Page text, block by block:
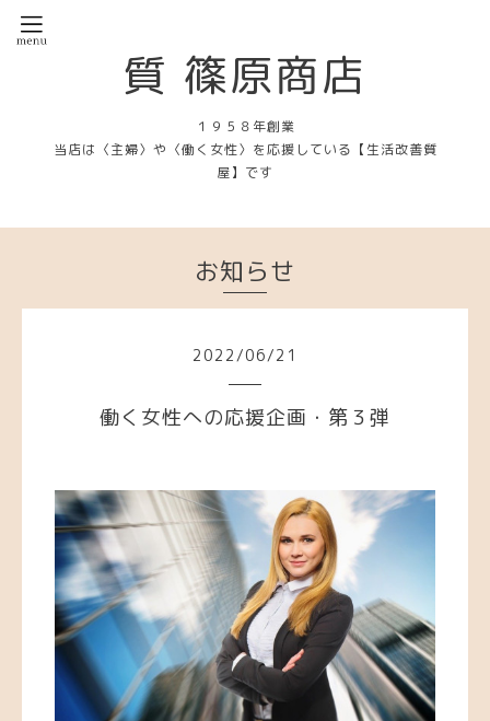
質 篠原商店
１９５８年創業
当店は〈主婦〉や〈働く女性〉を応援している【生活改善質
屋】です
お知らせ
2022/06/21
働く女性への応援企画・第３弾